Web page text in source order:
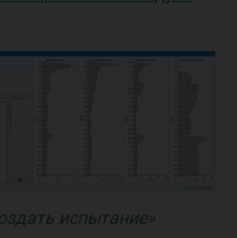
испытание»